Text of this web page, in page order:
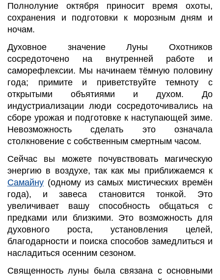
Полнолуние октября приносит время охоты,
сохранения и подготовки к морозным дням и
ночам.
Духовное значение Луны Охотников
сосредоточено на внутренней работе и
саморефлексии. Мы начинаем тёмную половину
года; примите и приветствуйте темноту с
открытыми объятиями и духом. До
индустриализации люди сосредоточивались на
сборе урожая и подготовке к наступающей зиме.
Невозможность сделать это означала
столкновение с собственным смертным часом.
Сейчас вы можете почувствовать магическую
энергию в воздухе, так как мы приближаемся к
Самайну (одному из самых мистических времён
года), и завеса становится тонкой. Это
увеличивает вашу способность общаться с
предками или близкими. Это возможность для
духовного роста, установления целей,
благодарности и поиска способов замедлиться и
насладиться осенним сезоном.
Священность луны была связана с основными